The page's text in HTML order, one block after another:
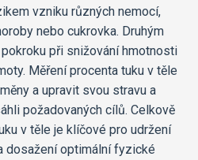
vzniku různých nemocí,
nebo cukrovka. Druhým
při snižování hmotnosti
Měření procenta tuku v těle
a upravit svou stravu a
požadovaných cílů. Celkově
v těle je klíčové pro udržení
dosažení optimální fyzické